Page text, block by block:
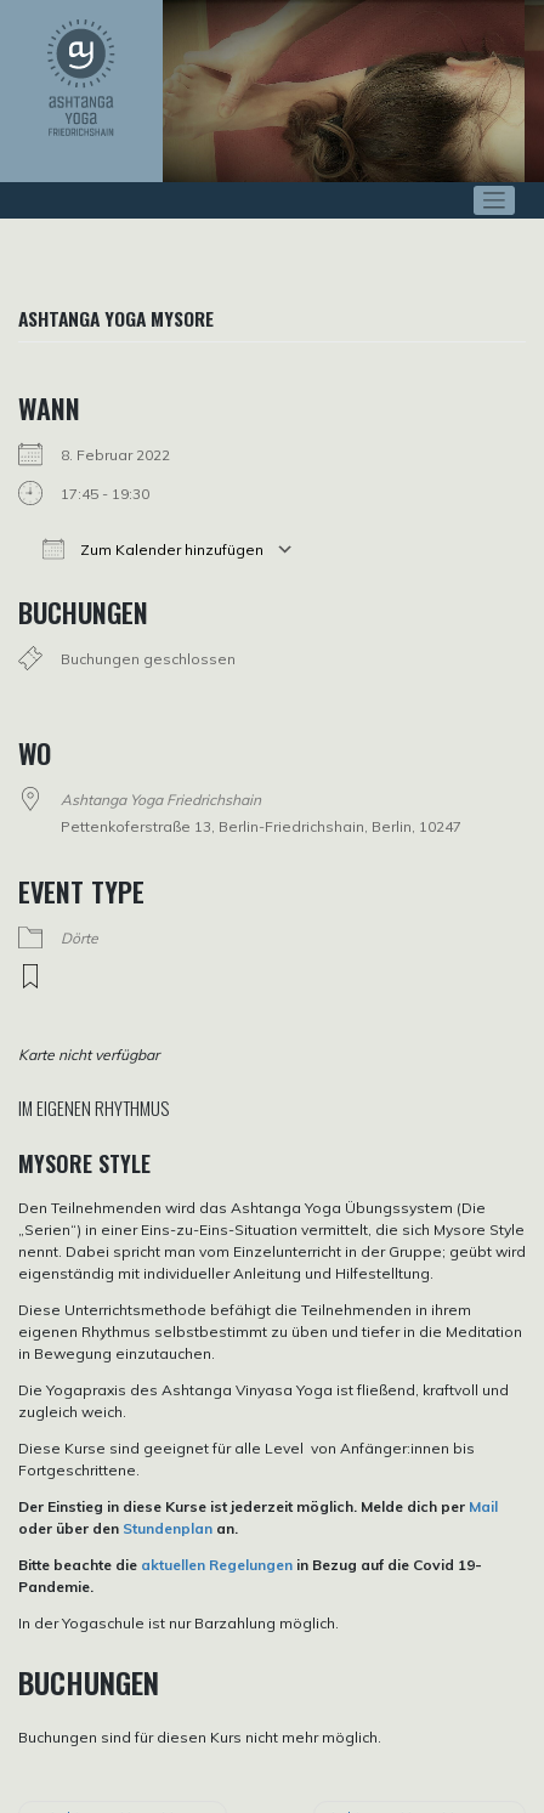
springen
ASHTANGA YOGA MYSORE
WANN
8. Februar 2022
17:45 - 19:30
Zum Kalender hinzufügen
BUCHUNGEN
Buchungen geschlossen
WO
Ashtanga Yoga Friedrichshain
Pettenkoferstraße 13, Berlin-Friedrichshain, Berlin, 10247
EVENT TYPE
Dörte
Karte nicht verfügbar
IM EIGENEN RHYTHMUS
MYSORE STYLE
Den Teilnehmenden wird das Ashtanga Yoga Übungssystem (Die
„Serien“) in einer Eins-zu-Eins-Situation vermittelt, die sich Mysore Style
nennt. Dabei spricht man vom Einzelunterricht in der Gruppe; geübt wird
eigenständig mit individueller Anleitung und Hilfestelltung.
Diese Unterrichtsmethode befähigt die Teilnehmenden in ihrem
eigenen Rhythmus selbstbestimmt zu üben und tiefer in die Meditation
in Bewegung einzutauchen.
Die Yogapraxis des Ashtanga Vinyasa Yoga ist fließend, kraftvoll und
zugleich weich.
Diese Kurse sind geeignet für alle Level von Anfänger:innen bis
Fortgeschrittene.
Der Einstieg in diese Kurse ist jederzeit möglich. Melde dich per Mail
oder über den Stundenplan an.
Bitte beachte die aktuellen Regelungen in Bezug auf die Covid 19-
Pandemie.
In der Yogaschule ist nur Barzahlung möglich.
BUCHUNGEN
Buchungen sind für diesen Kurs nicht mehr möglich.